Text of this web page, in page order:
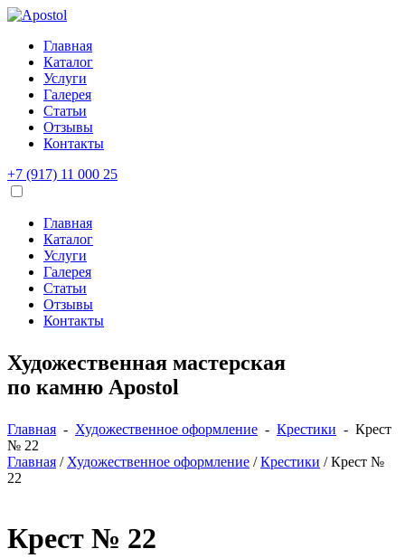
Главная
Каталог
Услуги
Галерея
Статьи
Отзывы
Контакты
+7 (917) 11 000 25
Главная
Каталог
Услуги
Галерея
Статьи
Отзывы
Контакты
Художественная мастерская
по камню Apostol
Главная - Художественное оформление - Крестики - Крест
№ 22
Главная / Художественное оформление /Крестики / Крест №
22
Крест № 22